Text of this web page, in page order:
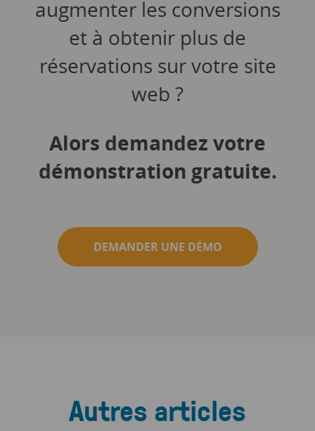
augmenter les conversions
et à obtenir plus de
réservations sur votre site
web ?
Alors demandez votre
démonstration gratuite.
DEMANDER UNE DÉMO
Autres articles